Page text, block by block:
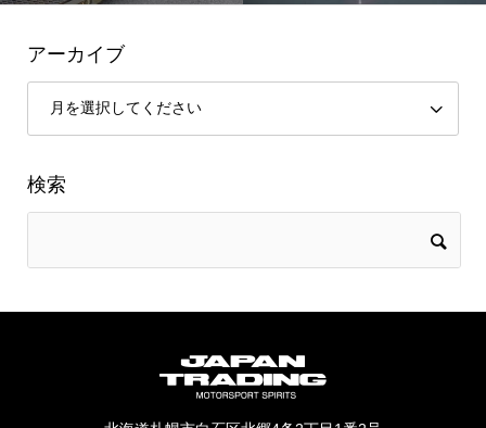
アーカイブ
検索